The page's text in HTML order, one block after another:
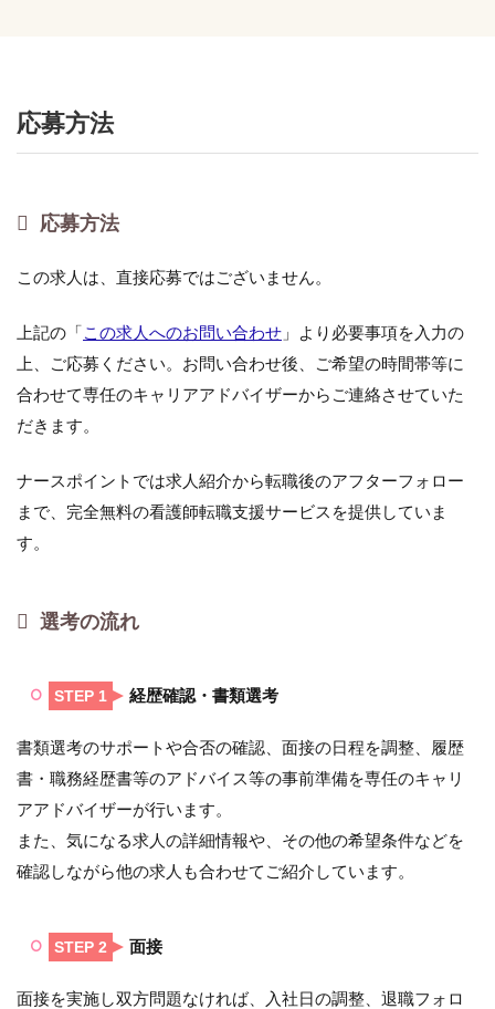
応募方法
応募方法
この求人は、直接応募ではございません。
上記の「この求人へのお問い合わせ 」より必要事項を入力の
上、ご応募ください。お問い合わせ後、ご希望の時間帯等に
合わせて専任のキャリアアドバイザーからご連絡させていた
だきます。
ナースポイントでは求人紹介から転職後のアフターフォロー
まで、完全無料の看護師転職支援サービスを提供していま
す。
選考の流れ
STEP 1 経歴確認・書類選考
書類選考のサポートや合否の確認、面接の日程を調整、履歴
書・職務経歴書等のアドバイス等の事前準備を専任のキャリ
アアドバイザーが行います。
また、気になる求人の詳細情報や、その他の希望条件などを
確認しながら他の求人も合わせてご紹介しています。
STEP 2 面接
面接を実施し双方問題なければ、入社日の調整、退職フォロ